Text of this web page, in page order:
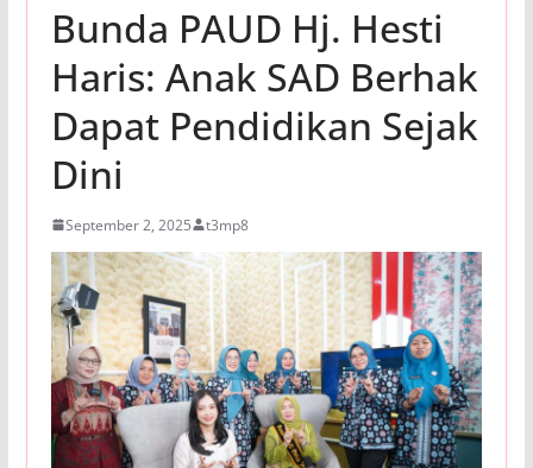
Bunda PAUD Hj. Hesti
Haris: Anak SAD Berhak
Dapat Pendidikan Sejak
Dini
September 2, 2025 t3mp8